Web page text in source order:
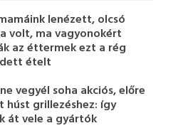
lenézett, olcsó
volt, ma vagyonokért
az éttermek ezt a rég
ételt
vegyél soha akciós, előre
húst grillezéshez: így
át vele a gyártók